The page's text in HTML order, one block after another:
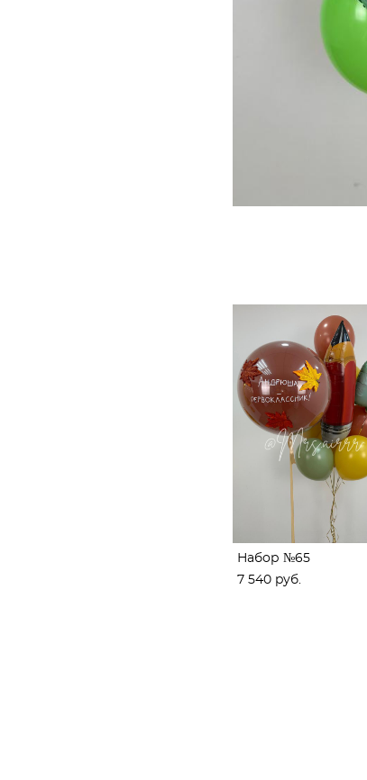
Набор №65
7 540 pуб.